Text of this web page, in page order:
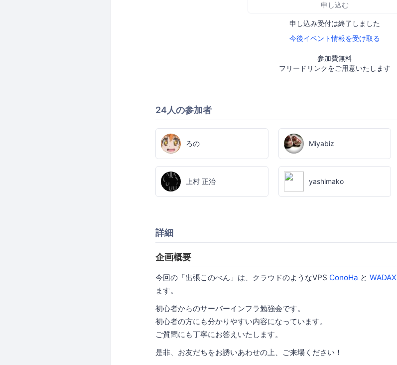
申し込む
申し込み受付は終了しました
今後イベント情報を受け取る
参加費無料
フリードリンクをご用意いたします
24人の参加者
ろの Miyabiz
上村 正治 yashimako
詳細
企画概要
今回の「出張このべん」は、クラウドのようなVPS ConoHa と WADAX
ます。
初心者からのサーバーインフラ勉強会です。
初心者の方にも分かりやすい内容になっています。
ご質問にも丁寧にお答えいたします。
是非、お友だちをお誘いあわせの上、ご来場ください！